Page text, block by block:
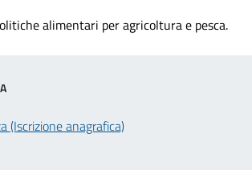
alimentari per agricoltura e pesca.
(Iscrizione anagrafica)